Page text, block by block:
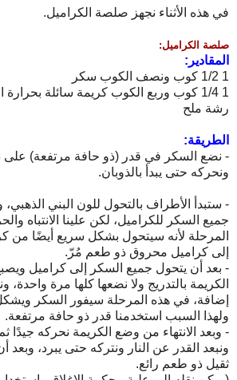
في هذه الأثناء نجهز صلصة الكراميل.
صلصة الكراميل:
المقادير:
1 1/2 كوب ونصف الكوب سكر
1 1/4 كوب وربع الكوب كريمة سائلة بحرارة الغرفة وليست باردة
رشة ملح
الطريقة:
- نضع السكر في قدر (ذو حافة مرتفعة) على
ونحركه حتى يبدأ بالذوبان.
- ستبدأ الأطراف بالتحول للون البني الذهبي،
جميع السكر للكراميل، لكن علينا الانتباه
المرحلة لأنه سيتحول بشكل سريع أيضًا من
إلى كراميل محروق ذو طعم مُرّ.
- بعد أن يتحول جميع السكر إلى كراميل
الكريمة بالتدريج ولا نضعها كلها مرة
إضافة، في هذه المرحلة سيفور السكر
ولهذا السبب استخدمنا قدر ذو حافة مرتفعة.
- وبعد الانتهاء من وضع الكريمة نحركه جيدًا
ونبعد القدر عن النار ونتركه حتى يبرد،
ثقيل ذو طعم رائع.